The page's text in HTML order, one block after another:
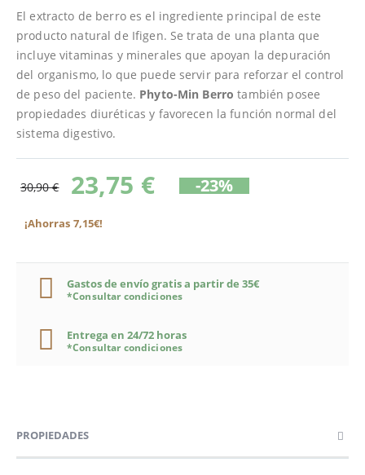
imágenes
El extracto de berro es el ingrediente principal de este
producto natural de Ifigen. Se trata de una planta que
incluye vitaminas y minerales que apoyan la depuración
del organismo, lo que puede servir para reforzar el control
de peso del paciente. Phyto-Min Berro también posee
propiedades diuréticas y favorecen la función normal del
sistema digestivo.
30,90 € 23,75 € -23%
¡Ahorras 7,15€!
Gastos de envío gratis a partir de 35€
*Consultar condiciones
Entrega en 24/72 horas
*Consultar condiciones
PROPIEDADES